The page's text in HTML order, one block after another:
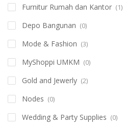
Furnitur Rumah dan Kantor (1)
Depo Bangunan (0)
Mode & Fashion (3)
MyShoppi UMKM (0)
Gold and Jewerly (2)
Nodes (0)
Wedding & Party Supplies (0)